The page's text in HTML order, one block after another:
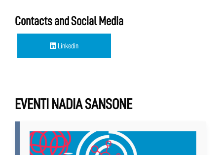
Contacts and Social Media
Linkedin
EVENTI NADIA SANSONE